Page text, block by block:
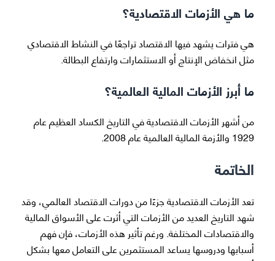
ما هي الأزمات الاقتصادية؟
هي فترات يشهد فيها الاقتصاد تراجعًا في النشاط الاقتصادي
مثل انخفاض الإنتاج أو الاستثمارات وارتفاع البطالة.
ما أبرز الأزمات المالية العالمية؟
من أشهر الأزمات الاقتصادية في التاريخ الكساد العظيم عام
1929 والأزمة المالية العالمية عام 2008.
الخاتمة
تعد الأزمات الاقتصادية جزءًا من دورات الاقتصاد العالمي، وقد
شهد التاريخ العديد من الأزمات التي أثرت على الأسواق المالية
والاقتصادات المختلفة. ورغم تأثير هذه الأزمات، فإن فهم
أسبابها ودروسها يساعد المستثمرين على التعامل معها بشكل